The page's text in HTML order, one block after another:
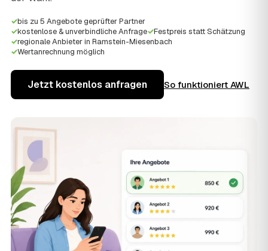
✓bis zu 5 Angebote geprüfter Partner
✓kostenlose & unverbindliche Anfrage✓Festpreis statt Schätzung
✓regionale Anbieter in Ramstein-Miesenbach
✓Wertanrechnung möglich
Jetzt kostenlos anfragen So funktioniert AWL